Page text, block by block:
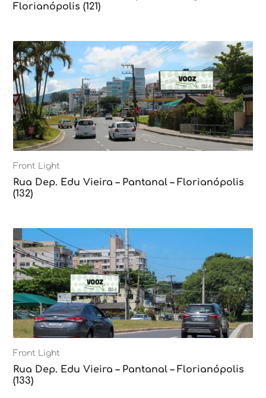
Florianópolis (121)
Front Light
Rua Dep. Edu Vieira – Pantanal – Florianópolis
(132)
Front Light
Rua Dep. Edu Vieira – Pantanal – Florianópolis
(133)